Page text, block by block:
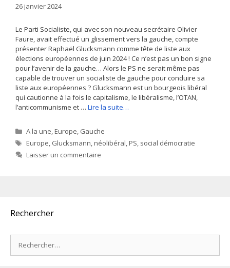
26 janvier 2024
Le Parti Socialiste, qui avec son nouveau secrétaire Olivier
Faure, avait effectué un glissement vers la gauche, compte
présenter Raphaël Glucksmann comme tête de liste aux
élections européennes de juin 2024 ! Ce n’est pas un bon signe
pour l’avenir de la gauche… Alors le PS ne serait même pas
capable de trouver un socialiste de gauche pour conduire sa
liste aux européennes ? Glucksmann est un bourgeois libéral
qui cautionne à la fois le capitalisme, le libéralisme, l’OTAN,
l’anticommunisme et … Lire la suite…
Catégories
A la une,Europe, Gauche
Étiquettes
Europe, Glucksmann,néolibéral,PS, social démocratie
Laisser un commentaire
Rechercher